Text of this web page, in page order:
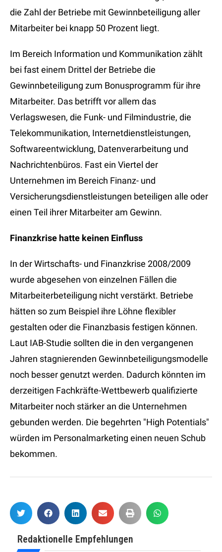
die Zahl der Betriebe mit Gewinnbeteiligung aller
Mitarbeiter bei knapp 50 Prozent liegt.
Im Bereich Information und Kommunikation zählt
bei fast einem Drittel der Betriebe die
Gewinnbeteiligung zum Bonusprogramm für ihre
Mitarbeiter. Das betrifft vor allem das
Verlagswesen, die Funk- und Filmindustrie, die
Telekommunikation, Internetdienstleistungen,
Softwareentwicklung, Datenverarbeitung und
Nachrichtenbüros. Fast ein Viertel der
Unternehmen im Bereich Finanz- und
Versicherungsdienstleistungen beteiligen alle oder
einen Teil ihrer Mitarbeiter am Gewinn.
Finanzkrise hatte keinen Einfluss
In der Wirtschafts- und Finanzkrise 2008/2009
wurde abgesehen von einzelnen Fällen die
Mitarbeiterbeteiligung nicht verstärkt. Betriebe
hätten so zum Beispiel ihre Löhne flexibler
gestalten oder die Finanzbasis festigen können.
Laut IAB-Studie sollten die in den vergangenen
Jahren stagnierenden Gewinnbeteiligungsmodelle
noch besser genutzt werden. Dadurch könnten im
derzeitigen Fachkräfte-Wettbewerb qualifizierte
Mitarbeiter noch stärker an die Unternehmen
gebunden werden. Die begehrten "High Potentials"
würden im Personalmarketing einen neuen Schub
bekommen.
Redaktionelle Empfehlungen